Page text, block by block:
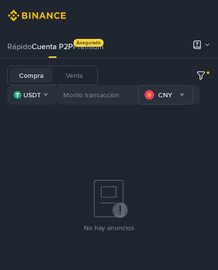
RápidoCuenta P2PPrémium
Asegurado
Compra Venta
USDT CNY
No hay anuncios